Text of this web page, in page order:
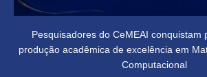
Pesquisadores do CeMEAI conquistam
produção acadêmica de excelência em
Computacional